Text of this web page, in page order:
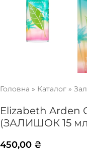
Головна » Каталог »
Elizabeth Arden
(ЗАЛИШОК 15
450,00 ₴